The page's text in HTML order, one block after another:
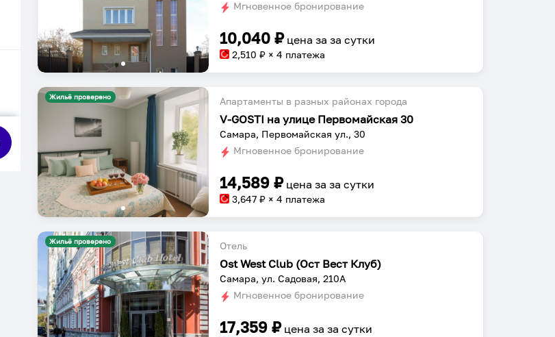
Мгновенное бронирование
10,040 ₽ цена заза сутки
2,510 ₽ × 4 платежа
Жильё проверено Апартаменты в разных районах города
V-GOSTI на улице Первомайская 30
Самара, Первомайская ул., 30
Мгновенное бронирование
14,589 ₽ цена заза сутки
3,647 ₽ × 4 платежа
Жильё проверено Отель
Ost West Club (Ост Вест Клуб)
Самара, ул. Садовая, 210А
Мгновенное бронирование
17,359 ₽ цена заза сутки